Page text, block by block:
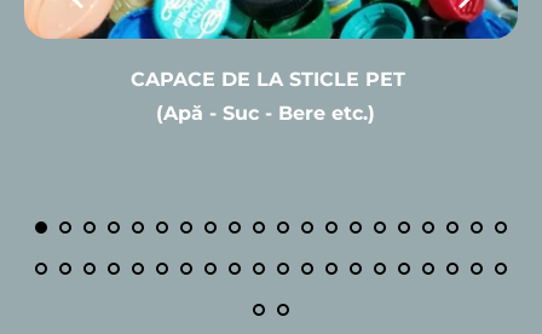
CAPACE DE LA STICLE PET
(Apă - Suc - Bere etc.)